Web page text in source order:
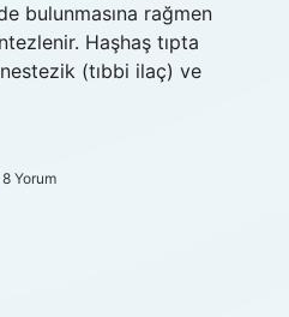
bulunmasına rağmen
Haşhaş tıpta
(tıbbi ilaç) ve
8 Yorum